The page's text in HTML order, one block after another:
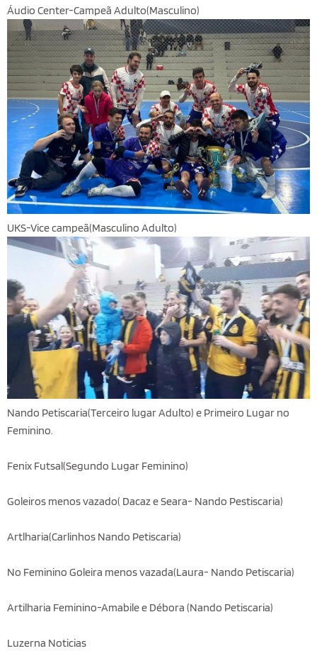
Áudio Center-Campeã Adulto(Masculino)
UKS-Vice campeã(Masculino Adulto)
Nando Petiscaria(Terceiro lugar Adulto) e Primeiro Lugar no
Feminino.
Fenix Futsal(Segundo Lugar Feminino)
Goleiros menos vazado( Dacaz e Seara- Nando Pestiscaria)
Artlharia(Carlinhos Nando Petiscaria)
No Feminino Goleira menos vazada(Laura- Nando Petiscaria)
Artilharia Feminino-Amabile e Débora (Nando Petiscaria)
Luzerna Noticias